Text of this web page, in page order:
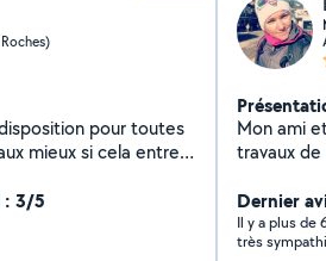
mieux si cela entre
: 3/5
Mon ami
travaux
à la
Dernier
Il y a plus de
très